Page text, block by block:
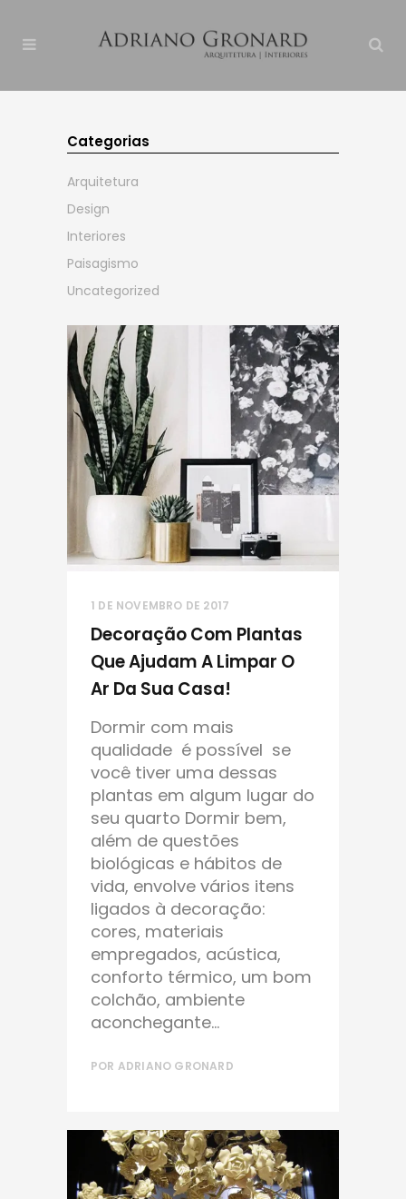
Categorias
Arquitetura
Design
Interiores
Paisagismo
Uncategorized
1 DE NOVEMBRO DE 2017
Decoração Com Plantas
Que Ajudam A Limpar O
Ar Da Sua Casa!
Dormir com mais
qualidade é possível se
você tiver uma dessas
plantas em algum lugar do
seu quarto Dormir bem,
além de questões
biológicas e hábitos de
vida, envolve vários itens
ligados à decoração:
cores, materiais
empregados, acústica,
conforto térmico, um bom
colchão, ambiente
aconchegante...
POR ADRIANO GRONARD